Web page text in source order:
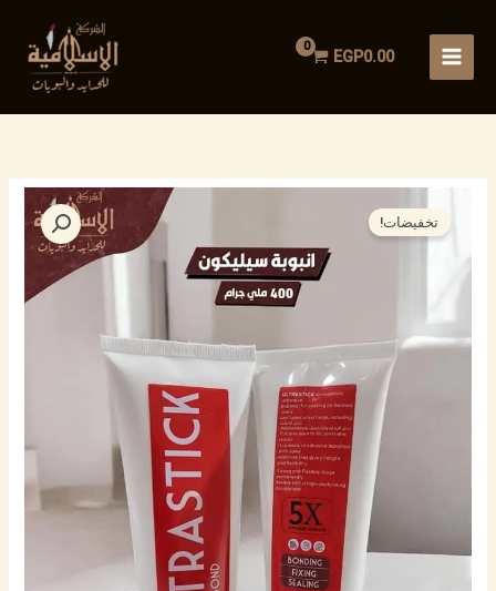
إلى
المحتوى
EGP0.00
تخفيضات!
هو:
EGP350.00.
السعر
الحالي
هو:
EGP300.00.
انبوبه
سيليكون